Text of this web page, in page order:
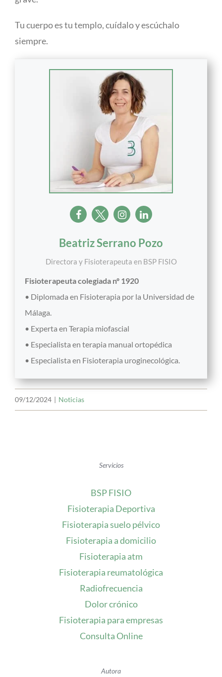
Tu cuerpo es tu templo, cuídalo y escúchalo
siempre.
Beatriz Serrano Pozo
Directora y Fisioterapeuta en BSP FISIO
Fisioterapeuta colegiada nº 1920
• Diplomada en Fisioterapia por la Universidad de
Málaga.
• Experta en Terapia miofascial
• Especialista en terapia manual ortopédica
• Especialista en Fisioterapia uroginecológica.
09/12/2024 | Noticias
Servicios
BSP FISIO
Fisioterapia Deportiva
Fisioterapia suelo pélvico
Fisioterapia a domicilio
Fisioterapia atm
Fisioterapia reumatológica
Radiofrecuencia
Dolor crónico
Fisioterapia para empresas
Consulta Online
Autora